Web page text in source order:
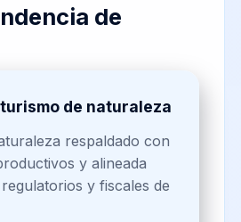
de
de naturaleza
respaldado con
y alineada
y fiscales de